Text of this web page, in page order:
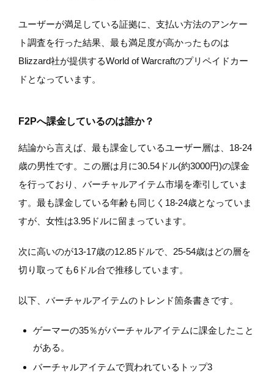
ユーザーが満足している証拠に、支払い方法のアンケー
ト調査を行った結果、最も満足度が高かったものは
Blizzard社が提供するWorld of Warcraftのプリペイドカー
ドとなっています。
F2Pへ課金しているのは誰か？
結論から言えば、最も課金しているユーザー層は、18-24
歳の男性です。この層は月に30.54ドル(約3000円)の課金
を行っており、バーチャルアイテム市場を牽引していま
す。最も課金している年齢も同じく18-24歳となっていま
すが、女性は3.95ドルに留まっています。
次に高いのが13-17歳の12.85ドルで、25-54歳はどの層を
切り取っても6ドル台で推移しています。
以下、バーチャルアイテムのトレンド箇条書きです。
ゲーマーの35％がバーチャルアイテムに課金したこと
がある。
バーチャルアイテムで買われているトップ3